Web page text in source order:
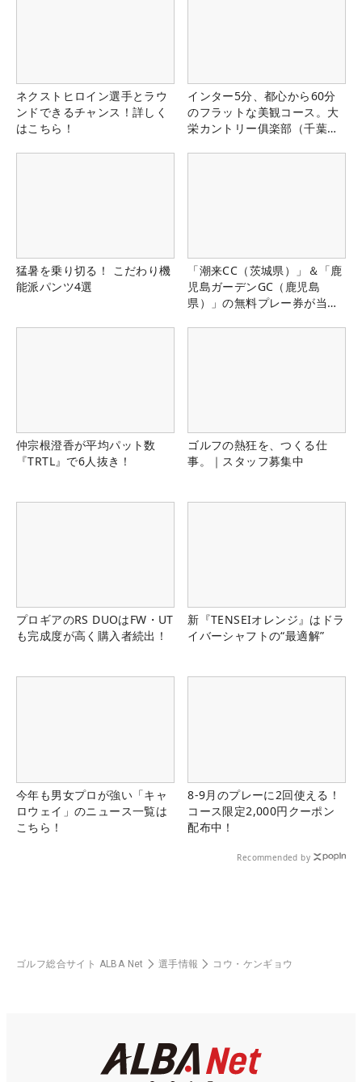
ネクストヒロイン選手とラウ
ンドできるチャンス！詳しく
はこちら！
インター5分、都心から60分
のフラットな美観コース。大
栄カントリー俱楽部（千葉
猛暑を乗り切る！ こだわり機
能派パンツ4選
「潮来CC（茨城県）」＆「鹿
児島ガーデンGC（鹿児島
県）」の無料プレー券が当た
仲宗根澄香が平均パット数
『TRTL』で6人抜き！
ゴルフの熱狂を、つくる仕
事。｜スタッフ募集中
プロギアのRS DUOはFW・UT
も完成度が高く購入者続出！
新『TENSEIオレンジ』はドラ
イバーシャフトの“最適解”
今年も男女プロが強い「キャ
ロウェイ」のニュース一覧は
こちら！
8-9月のプレーに2回使える！
コース限定2,000円クーポン
配布中！
Recommended by
ゴルフ総合サイト ALBA Net 選手情報 コウ・ケンギョウ